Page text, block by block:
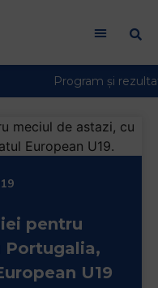
pentru
Portugalia,
U19